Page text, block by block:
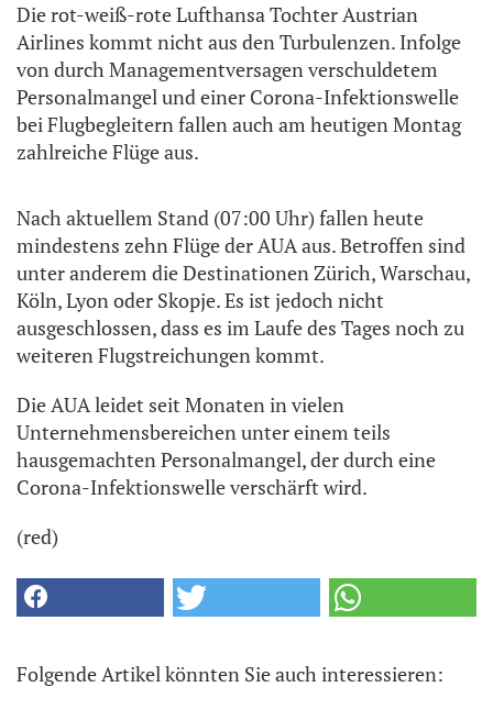
Die rot-weiß-rote Lufthansa Tochter Austrian
Airlines kommt nicht aus den Turbulenzen. Infolge
von durch Managementversagen verschuldetem
Personalmangel und einer Corona-Infektionswelle
bei Flugbegleitern fallen auch am heutigen Montag
zahlreiche Flüge aus.
Nach aktuellem Stand (07:00 Uhr) fallen heute
mindestens zehn Flüge der AUA aus. Betroffen sind
unter anderem die Destinationen Zürich, Warschau,
Köln, Lyon oder Skopje. Es ist jedoch nicht
ausgeschlossen, dass es im Laufe des Tages noch zu
weiteren Flugstreichungen kommt.
Die AUA leidet seit Monaten in vielen
Unternehmensbereichen unter einem teils
hausgemachten Personalmangel, der durch eine
Corona-Infektionswelle verschärft wird.
(red)
Folgende Artikel könnten Sie auch interessieren: